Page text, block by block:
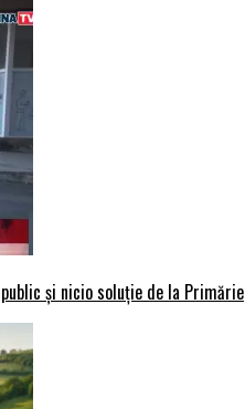
și nicio soluție de la Primărie